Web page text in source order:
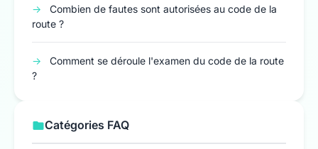
→
Combien de fautes sont autorisées au code de la
route ?
→
Comment se déroule l'examen du code de la route
?
Catégories FAQ